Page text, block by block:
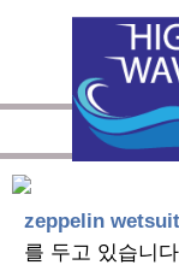
zeppelin
를 두고 있습니